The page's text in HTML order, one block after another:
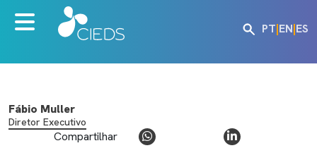
PT|EN|ES
Fábio Muller
Diretor Executivo
Compartilhar